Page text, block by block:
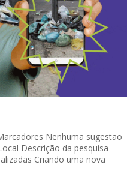
Nenhuma sugestão
Descrição da pesquisa
Criando uma nova